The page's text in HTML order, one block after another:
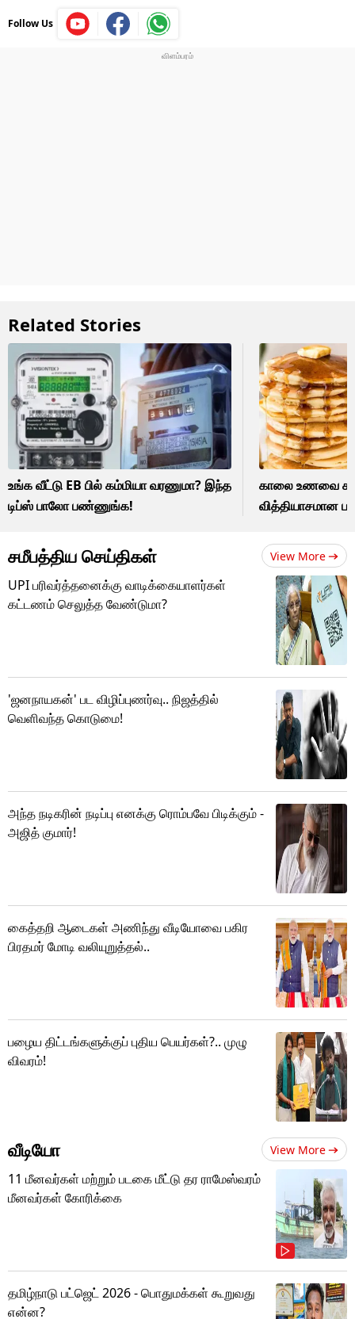
Follow Us
Related Stories
உங்க வீட்டு EB பில் கம்மியா வரணுமா? இந்த
டிப்ஸ் பாலோ பண்ணுங்க!
காலை உணவை
வித்தியாசமான
சமீபத்திய செய்திகள் View More
UPI பரிவர்த்தனைக்கு வாடிக்கையாளர்கள்
கட்டணம் செலுத்த வேண்டுமா?
'ஜனநாயகன்' பட விழிப்புணர்வு.. நிஜத்தில்
வெளிவந்த கொடுமை!
அந்த நடிகரின் நடிப்பு எனக்கு ரொம்பவே பிடிக்கும் -
அஜித் குமார்!
கைத்தறி ஆடைகள் அணிந்து வீடியோவை பகிர
பிரதமர் மோடி வலியுறுத்தல்..
பழைய திட்டங்களுக்குப் புதிய பெயர்கள்?.. முழு
விவரம்!
வீடியோ View More
11 மீனவர்கள் மற்றும் படகை மீட்டு தர ராமேஸ்வரம்
மீனவர்கள் கோரிக்கை
தமிழ்நாடு பட்ஜெட் 2026 - பொதுமக்கள் கூறுவது
என்ன?